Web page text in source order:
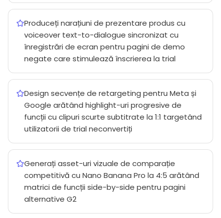
Produceți narațiuni de prezentare produs cu
voiceover text-to-dialogue sincronizat cu
înregistrări de ecran pentru pagini de demo
negate care stimulează înscrierea la trial
Design secvențe de retargeting pentru Meta și
Google arătând highlight-uri progresive de
funcții cu clipuri scurte subtitrate la 1:1 targetând
utilizatorii de trial neconvertiți
Generați asset-uri vizuale de comparație
competitivă cu Nano Banana Pro la 4:5 arătând
matrici de funcții side-by-side pentru pagini
alternative G2